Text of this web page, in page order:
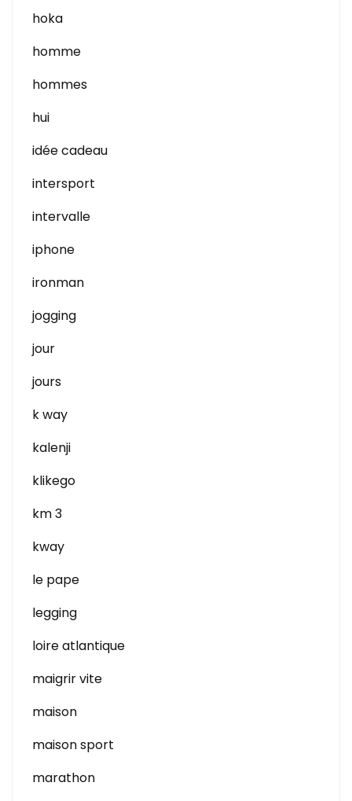
hoka
homme
hommes
hui
idée cadeau
intersport
intervalle
iphone
ironman
jogging
jour
jours
k way
kalenji
klikego
km 3
kway
le pape
legging
loire atlantique
maigrir vite
maison
maison sport
marathon